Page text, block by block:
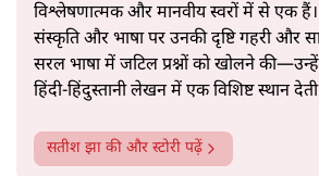
विश्लेषणात्मक और मानवीय स्वरों में से एक हैं।
संस्कृति और भाषा पर उनकी दृष्टि गहरी और
सरल भाषा में जटिल प्रश्नों को खोलने
हिंदी‑हिंदुस्तानी लेखन में एक विशिष्ट स्थान
सतीश झा की और स्टोरी पढ़ें